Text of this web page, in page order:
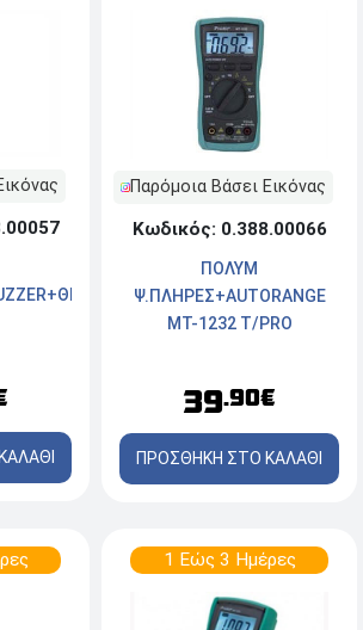
Παρόμοια Βάσει Εικόνας
Κωδικός: 0.388.00066
ΠΟΛΥΜ
Ψ.ΠΛΗΡΕΣ+ΑUΤΟRΑΝGΕ
MT-1232 T/PRO
39.90€
ΠΡΟΣΘΗΚΗ ΣΤΟ ΚΑΛΑΘΙ
1 Εώς 3 Ημέρες